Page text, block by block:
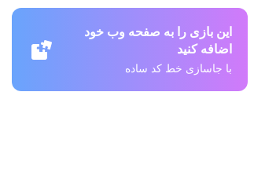
این بازی را به صفحه وب خود
اضافه کنید
با جاسازی خط کد ساده